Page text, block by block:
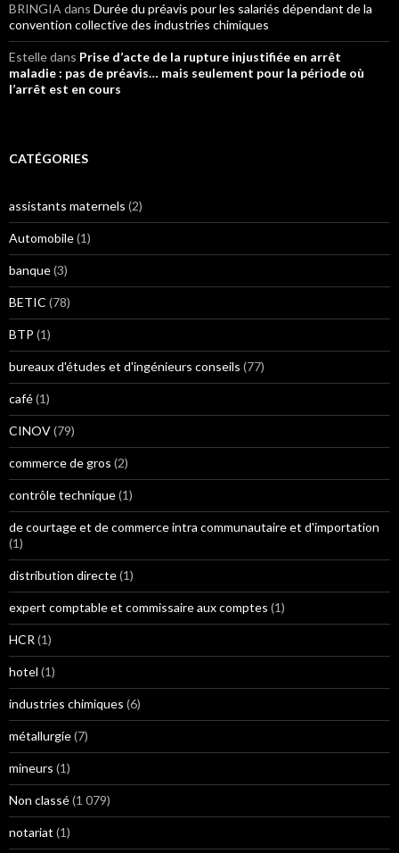
BRINGIA dans Durée du préavis pour les salariés dépendant de la
convention collective des industries chimiques
Estelledans Prise d’acte de la rupture injustifiée en arrêt
maladie : pas de préavis… mais seulement pour la période où
l’arrêt est en cours
CATÉGORIES
assistants maternels (2)
Automobile(1)
banque(3)
BETIC (78)
BTP (1)
bureaux d'études et d'ingénieurs conseils (77)
café(1)
CINOV(79)
commerce de gros (2)
contrôle technique(1)
de courtage et de commerce intra communautaire et d'importation
(1)
distribution directe(1)
expert comptable et commissaire aux comptes (1)
HCR (1)
hotel (1)
industries chimiques (6)
métallurgie(7)
mineurs (1)
Non classé(1 079)
notariat (1)